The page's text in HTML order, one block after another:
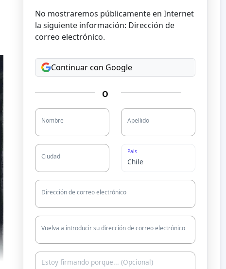
No mostraremos públicamente en Internet
la siguiente información: Dirección de
correo electrónico.
Continuar con Google
O
Nombre Apellido
Ciudad
País
Dirección de correo electrónico
Vuelva a introducir su dirección de correo electrónico